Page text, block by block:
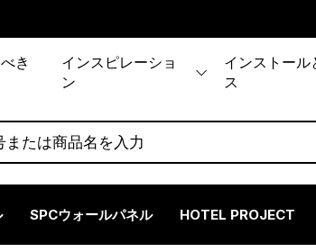
き
インスピレーショ
ン
インストール
ス
SPCウォールパネル HOTEL PROJECT